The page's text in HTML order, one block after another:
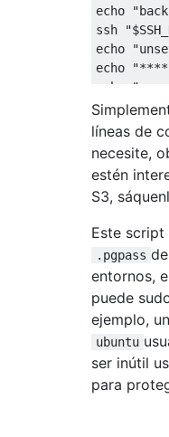
echo
ssh
echo
echo
echo
gpg --
#
# EC2
DATETIME=
aws s3 cp
# "latest"
aws s3 cp
echo
rm ./tmp .
rm
echo
echo "To
líneas de
necesite,
estén
S3,
Este script
.pgpass
entornos,
puede
ejemplo,
ubuntu
ser inútil
para